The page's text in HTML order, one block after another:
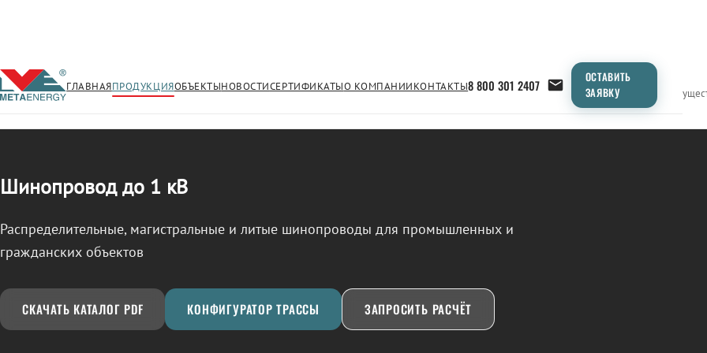
ГЛАВНАЯПРОДУКЦИЯОБЪЕКТЫНОВОСТИСЕРТИФИКАТЫО КОМПАНИИКОНТАКТЫ8 800 301 2407
ОСТАВИТЬ
ЗАЯВКУ
← Продукция/ШИНОПРОВОД Применение Продукция ТипоразмерыСравнение
Шинопровод до 1 кВ
Распределительные, магистральные и литые шинопроводы для промышленных и
гражданских объектов
СКАЧАТЬ КАТАЛОГ PDF КОНФИГУРАТОР ТРАССЫ ЗАПРОСИТЬ РАСЧЁТ